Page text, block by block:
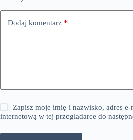
Dodaj komentarz *
Zapisz moje imię i nazwisko, adres
internetową w tej przeglądarce do